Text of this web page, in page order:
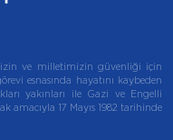
ve milletimizin güvenliği için
esnasında hayatını kaybeden
yakınları ile Gazi ve Engelli
amacıyla 17 Mayıs 1982 tarihinde